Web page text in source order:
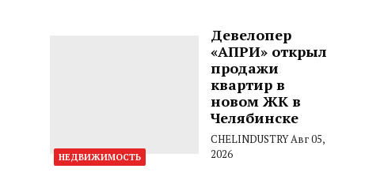
НЕДВИЖИМОСТЬ
Девелопер
«АПРИ» открыл
продажи
квартир в
новом ЖК в
Челябинске
CHELINDUSTRYАвг 05,
2026